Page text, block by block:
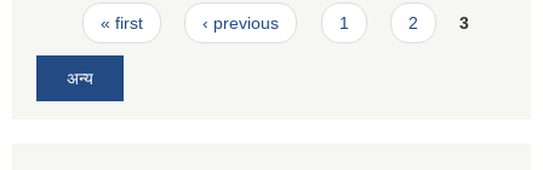
Pages
« first ‹ previous 1 2 3
अन्य